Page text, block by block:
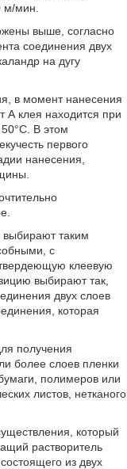
м/мин.
выше, согласно
соединения двух
на дугу
в момент нанесения
А клея находится при
В этом
первого
нанесения,
таким
с
клеевую
выбирают так,
двух слоев
которая
получения
более слоев пленки
полимеров или
листов, нетканого
который
растворитель
из двух